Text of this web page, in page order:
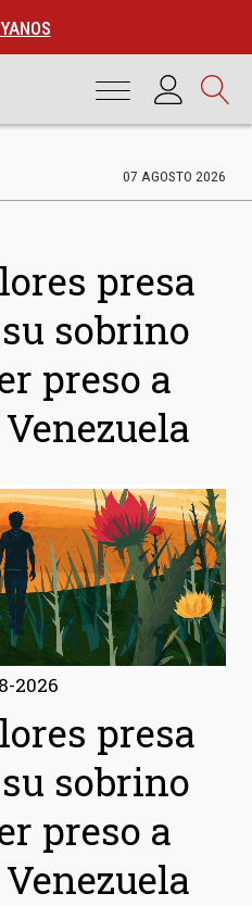
07 AGOSTO 2026
presa
sobrino
preso a
2026
presa
sobrino
preso a